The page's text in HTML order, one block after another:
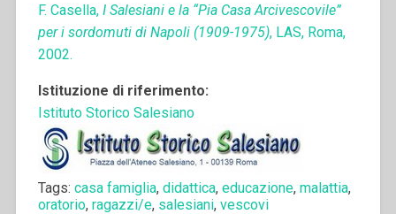
F. Casella, I Salesiani e la “Pia Casa Arcivescovile”
per i sordomuti di Napoli (1909-1975), LAS, Roma,
2002.
Istituzione di riferimento:
Istituto Storico Salesiano
Tags: casa famiglia, didattica, educazione, malattia,
oratorio, ragazzi/e, salesiani, vescovi